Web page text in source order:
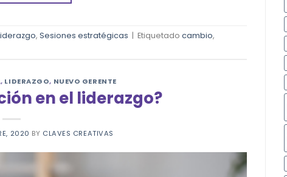
, Sesiones estratégicas | Etiquetado cambio,
, LIDERAZGO, NUEVO GERENTE
en el liderazgo?
2020 BY CLAVES CREATIVAS